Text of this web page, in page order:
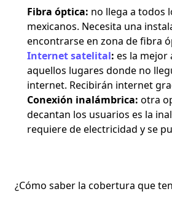
Fibra óptica: no llega a todos
mexicanos. Necesita una
encontrarse en zona de fibra
Internet satelital: es la mejor
aquellos lugares donde no
internet. Recibirán internet
Conexión inalámbrica: otra
decantan los usuarios es la
requiere de electricidad y se
¿Cómo saber la cobertura que